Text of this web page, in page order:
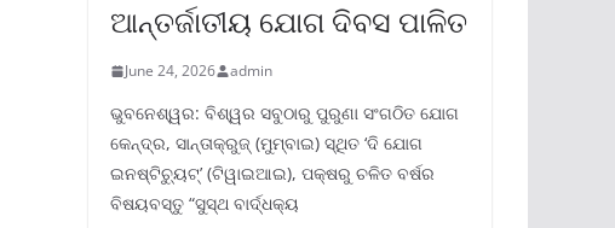
ଆନ୍ତର୍ଜାତୀୟ ଯୋଗ ଦିବସ ପାଳିତ
June 24, 2026 admin
ଭୁବନେଶ୍ୱର: ବିଶ୍ୱର ସବୁଠାରୁ ପୁରୁଣା ସଂଗଠିତ ଯୋଗ
କେନ୍ଦ୍ର, ସାନ୍ତାକ୍ରୁଜ୍ (ମୁମ୍ବାଇ) ସ୍ଥିତ ‘ଦି ଯୋଗ
ଇନଷ୍ଟିଚ୍ୟୁଟ୍‌’ (ଟିୱାଇଆଇ), ପକ୍ଷରୁ ଚଳିତ ବର୍ଷର
ବିଷୟବସ୍ତୁ “ସୁସ୍ଥ ବାର୍ଦ୍ଧକ୍ୟ